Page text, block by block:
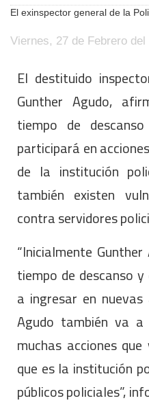
El exinspector general de la
Viernes, 27 de Febrero del
El destituido
Gunther Agudo,
tiempo de
participará en
de la institución
también existen
contra servidores
“Inicialmente
tiempo de descanso
a ingresar en nuevas
Agudo también va
muchas acciones
que es la institución
públicos policiales”,